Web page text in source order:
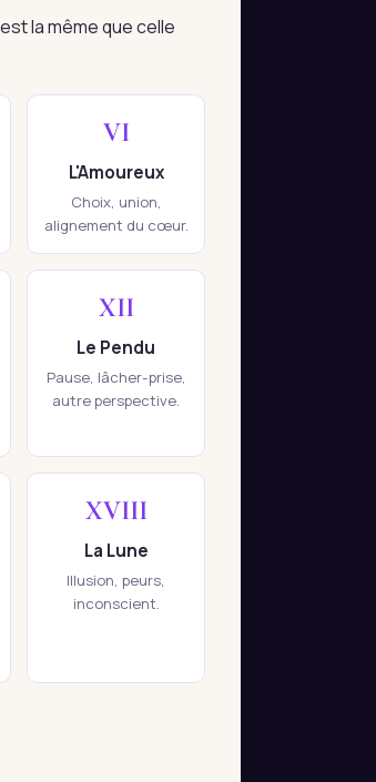
la même que celle
VI
L'Amoureux
Choix, union,
alignement du cœur.
XII
Le Pendu
Pause, lâcher-prise,
autre perspective.
XVIII
La Lune
Illusion, peurs,
inconscient.